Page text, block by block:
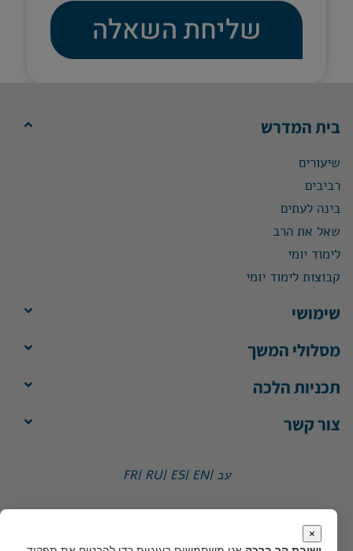
שליחת השאלה
בית המדרש
שיעורים
רביבים
בינה לעתים
שאל את הרב
לימוד יומי
קבוצות לימוד יומי
שימושי
מסלולי המשך
תכניות הלכה
צור קשר
עב |EN |
ES |
RU |
FR
×